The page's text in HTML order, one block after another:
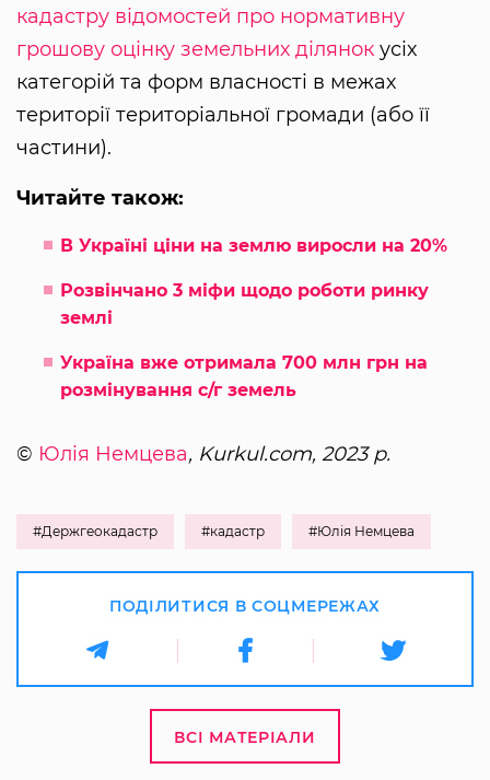
кадастру відомостей про нормативну
грошову оцінку земельних ділянок усіх
категорій та форм власності в межах
території територіальної громади (або її
частини).
Читайте також:
В Україні ціни на землю виросли на 20%
Розвінчано 3 міфи щодо роботи ринку
землі
Україна вже отримала 700 млн грн на
розмінування с/г земель
© Юлія Немцева, Kurkul.com, 2023 р.
#Держгеокадастр #кадастр #Юлія Немцева
ПОДІЛИТИСЯ В СОЦМЕРЕЖАХ
ВСІ МАТЕРІАЛИ